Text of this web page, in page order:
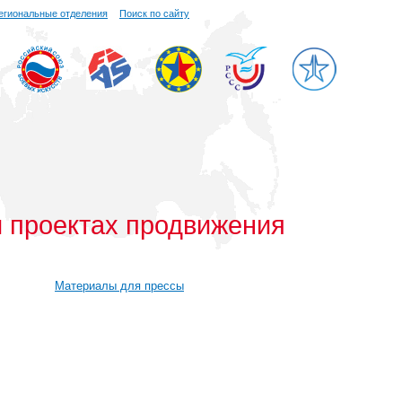
отделения Поиск по сайту
продвижения
Материалы для прессы